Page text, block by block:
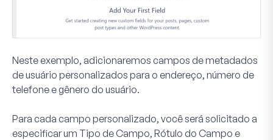
Neste exemplo, adicionaremos campos de metadados
de usuário personalizados para o endereço, número de
telefone e gênero do usuário.
Para cada campo personalizado, você será solicitado a
especificar um Tipo de Campo, Rótulo do Campo e